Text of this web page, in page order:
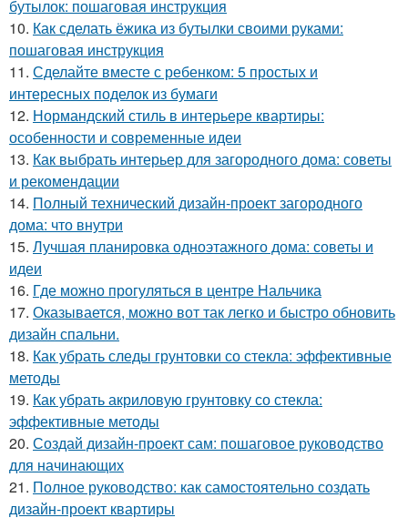
бутылок: пошаговая инструкция
10. Как сделать ёжика из бутылки своими руками:
пошаговая инструкция
11. Сделайте вместе с ребенком: 5 простых и
интересных поделок из бумаги
12. Нормандский стиль в интерьере квартиры:
особенности и современные идеи
13. Как выбрать интерьер для загородного дома: советы
и рекомендации
14. Полный технический дизайн-проект загородного
дома: что внутри
15. Лучшая планировка одноэтажного дома: советы и
идеи
16. Где можно прогуляться в центре Нальчика
17. Оказывается, можно вот так легко и быстро обновить
дизайн спальни.
18. Как убрать следы грунтовки со стекла: эффективные
методы
19. Как убрать акриловую грунтовку со стекла:
эффективные методы
20. Создай дизайн-проект сам: пошаговое руководство
для начинающих
21. Полное руководство: как самостоятельно создать
дизайн-проект квартиры